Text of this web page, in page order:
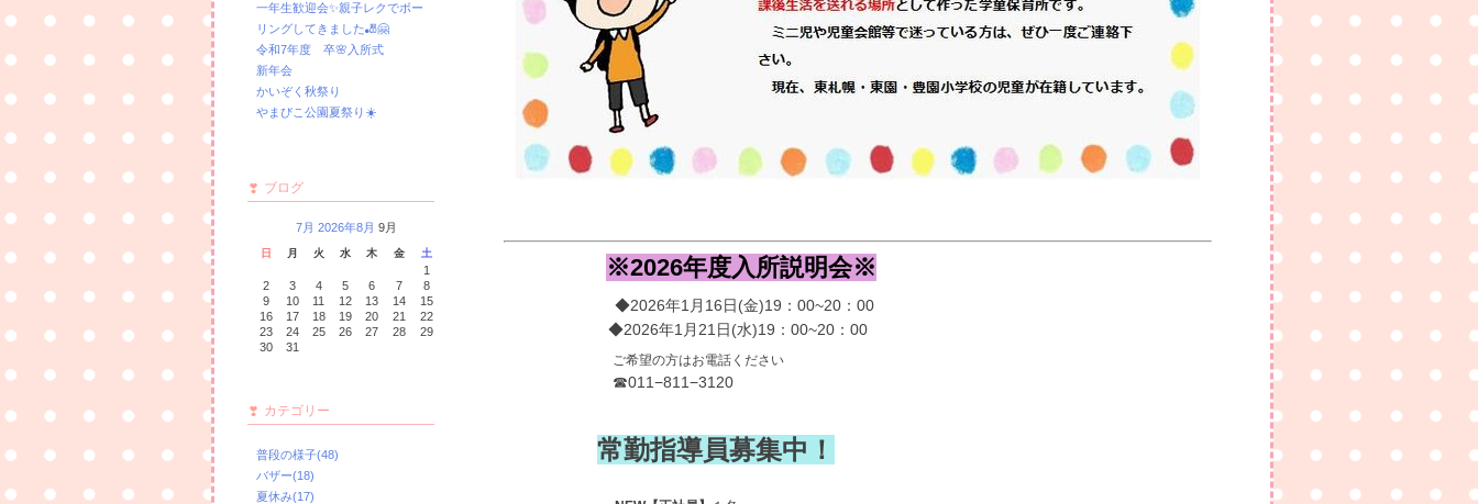
※2026年度入所説明会※
◆2026年1月16日(金)19：00~20：00
◆2026年1月21日(水)19：00~20：00
ご希望の方はお電話ください
☎︎011−811−3120
常勤指導員募集中！
一年生歓迎会✨親子レクでボー
リングしてきました🎳🤗
令和7年度 卒🌸入所式
新年会
かいぞく秋祭り
やまびこ公園夏祭り☀️
ブログ
7月 2026年8月 9月
日 月 火 水 木 金 土
1
2
3 4 5 6 7
8
9
10 11 12 13 14
15
16
17 18 19 20 21
22
23
24 25 26 27 28
29
30
31
カテゴリー
普段の様子(48)
バザー(18)
夏休み(17)